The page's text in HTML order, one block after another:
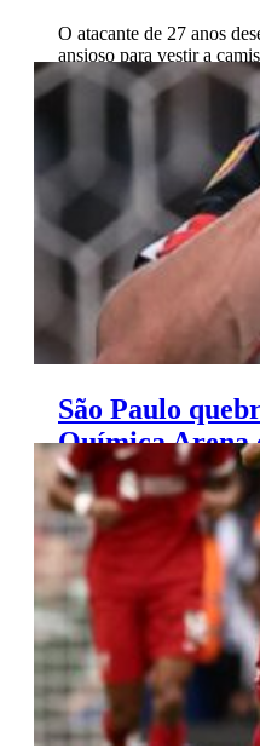
O atacante de 27 anos
ansioso para vestir a
expectativa gigante e a
Corinthians.
São Paulo
Química Arena
Supercopa